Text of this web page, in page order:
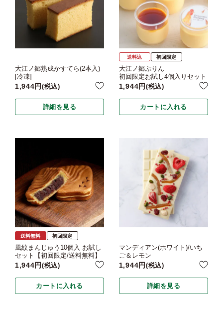
大江ノ郷熟成かすてら(2本入)
[冷凍]
1,944 税込
詳細を見る
送料込 初回限定
大江ノ郷ぷりん
初回限定お試し4個入りセット
1,944 税込
カートに入れる
送料無料 初回限定
風紋まんじゅう10個入 お試し
セット【初回限定/送料無料】
1,944 税込
カートに入れる
マンディアン(ホワイト)/いち
ご＆レモン
1,944 税込
詳細を見る